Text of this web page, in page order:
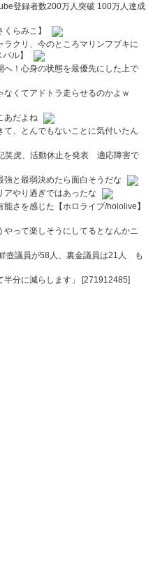
登録者数200万人突破 100万人達成
らみこ】
ラクリ、今のところマリンフブキに
ル】
へ！心身の状態を最優先にした上で
なくてアドトラ走らせるのかよｗ
あだよね
、とんでもないことに気付いたん
笑虎、活動休止を発表 適応障害で
強と最弱決めたら面白そうだな
アやり過ぎではあったな
能さを感じた【ホロライブ/hololive】
やって楽しそうにしてるとなんかニ
壺議員が58人、裏金議員は21人 も
半分に減らします」 [271912485]